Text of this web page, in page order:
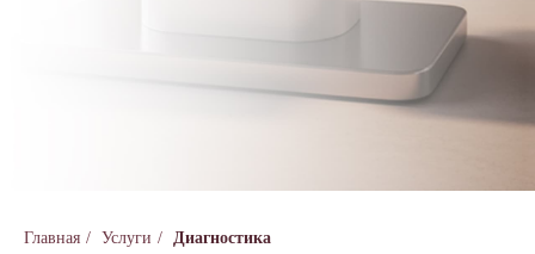
Главная / Услуги / Диагностика